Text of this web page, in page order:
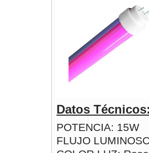
Datos
POTENCIA: 15W
FLUJO